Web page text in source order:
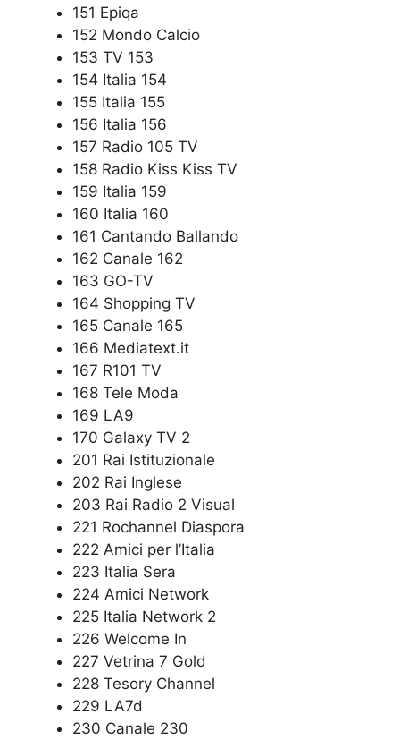
151 Epiqa
152 Mondo Calcio
153 TV 153
154 Italia 154
155 Italia 155
156 Italia 156
157 Radio 105 TV
158 Radio Kiss Kiss TV
159 Italia 159
160 Italia 160
161 Cantando Ballando
162 Canale 162
163 GO-TV
164 Shopping TV
165 Canale 165
166 Mediatext.it
167 R101 TV
168 Tele Moda
169 LA9
170 Galaxy TV 2
201 Rai Istituzionale
202 Rai Inglese
203 Rai Radio 2 Visual
221 Rochannel Diaspora
222 Amici per l’Italia
223 Italia Sera
224 Amici Network
225 Italia Network 2
226 Welcome In
227 Vetrina 7 Gold
228 Tesory Channel
229 LA7d
230 Canale 230